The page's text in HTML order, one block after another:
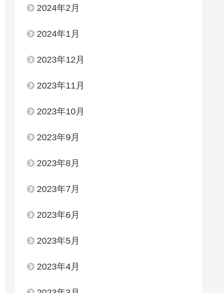
2024年2月
2024年1月
2023年12月
2023年11月
2023年10月
2023年9月
2023年8月
2023年7月
2023年6月
2023年5月
2023年4月